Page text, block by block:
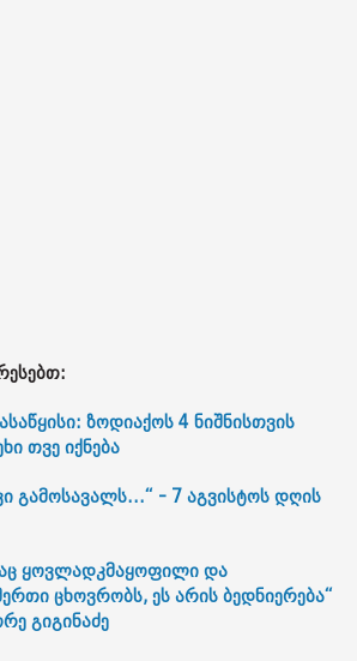
ზოდიაქოს 4 ნიშნისთვის
თვე იქნება
გამოსავალს...“ - 7 აგვისტოს დღის
ყოვლადკმაყოფილი და
ცხოვრობს, ეს არის ბედნიერება“
გიგინაძე